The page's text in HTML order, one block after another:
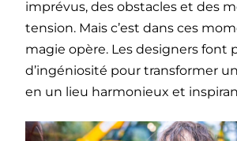
imprévus, des obstacles et des
tension. Mais c’est dans ces
magie opère. Les designers font
d’ingéniosité pour transformer
en un lieu harmonieux et